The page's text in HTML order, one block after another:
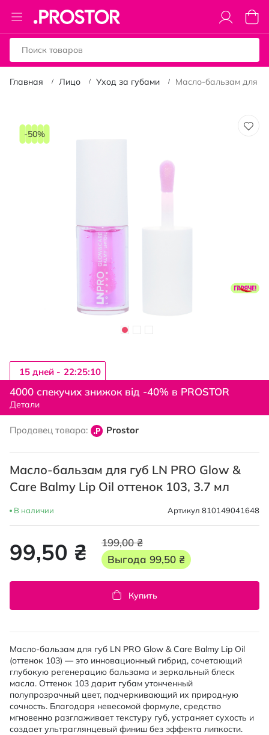
Toggle
Nav
Моя
Главная Лицо Уход за губами Масло-бальзам для
перейти
-50%
Перейти
к
началу
галереи
4000 спекучих знижок від -40% в PROSTOR
Детали
15 дней - 22:25:10
Продавец товара: Prostor
Масло-бальзам для губ LN PRO Glow &
Care Balmy Lip Oil оттенок 103, 3.7 мл
В наличии Артикул 810149041648
99,50 ₴
199,00 ₴
Выгода 99,50 ₴
Купить
Масло-бальзам для губ LN PRO Glow & Care Balmy Lip Oil
(оттенок 103) — это инновационный гибрид, сочетающий
глубокую регенерацию бальзама и зеркальный блеск
масла. Оттенок 103 дарит губам утонченный
полупрозрачный цвет, подчеркивающий их природную
сочность. Благодаря невесомой формуле, средство
мгновенно разглаживает текстуру губ, устраняет сухость и
создает ультраглянцевый финиш без эффекта липкости.